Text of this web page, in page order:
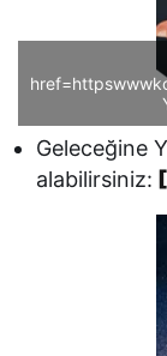
Geleceğine
alabilirsiniz: